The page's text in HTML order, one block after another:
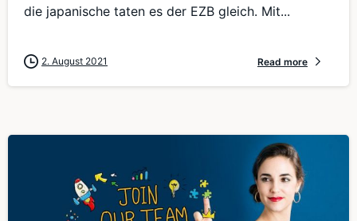
die japanische taten es der EZB gleich. Mit...
2. August 2021 Read more